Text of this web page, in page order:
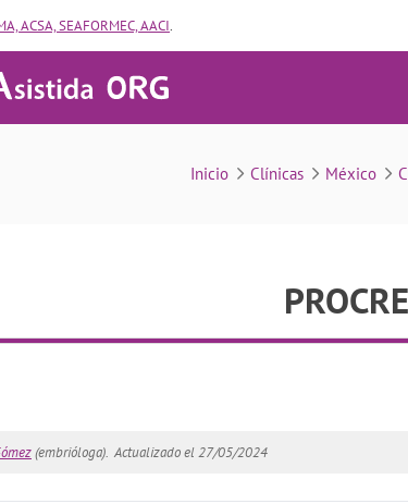
ACSA, SEAFORMEC, AACI.
Inicio Clínicas México
(embrióloga). Actualizado el 27/05/2024